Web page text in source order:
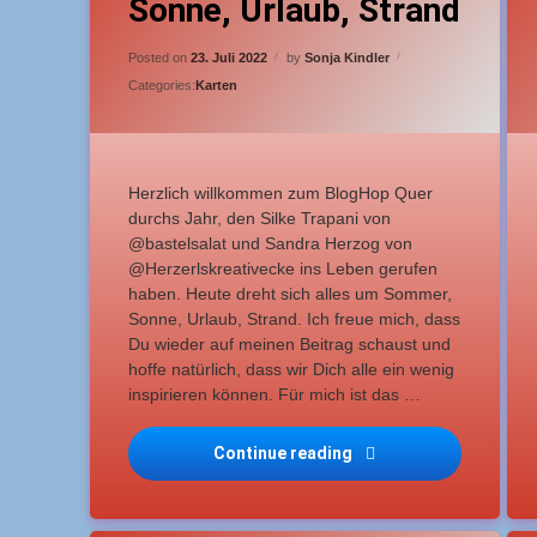
Sonne, Urlaub, Strand
Posted on23. Juli 2022 bySonja Kindler
Categories:Karten
Herzlich willkommen zum BlogHop Quer
durchs Jahr, den Silke Trapani von
@bastelsalat und Sandra Herzog von
@Herzerlskreativecke ins Leben gerufen
haben. Heute dreht sich alles um Sommer,
Sonne, Urlaub, Strand. Ich freue mich, dass
Du wieder auf meinen Beitrag schaust und
hoffe natürlich, dass wir Dich alle ein wenig
inspirieren können. Für mich ist das …
Continue reading Quer durchs Jahr
maritim